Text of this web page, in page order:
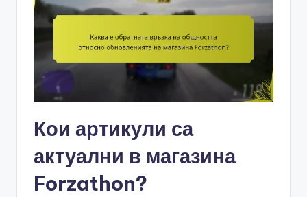
Кои артикули са
актуални в магазина
Forzathon?